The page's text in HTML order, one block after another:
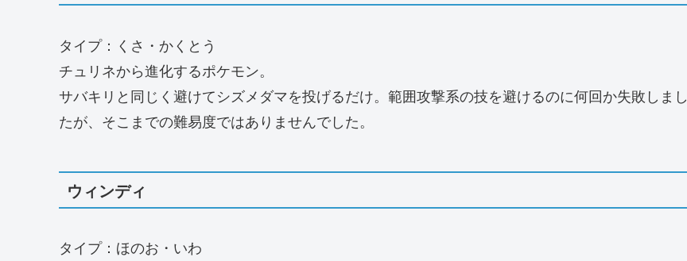
タイプ：くさ・かくとう
チュリネから進化するポケモン。
サバキリと同じく避けてシズメダマを投げるだけ。範囲攻撃系の技を避けるのに何回か失敗しまし
たが、そこまでの難易度ではありませんでした。
ウィンディ
タイプ：ほのお・いわ